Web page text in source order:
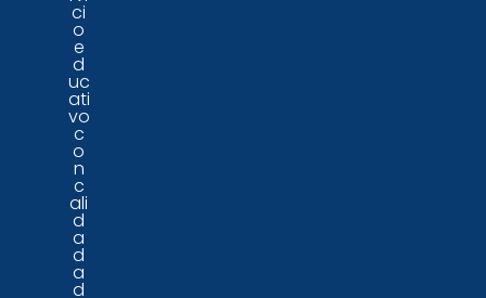
ci
o
e
d
uc
ati
vo
c
o
n
c
ali
d
a
d
a
d